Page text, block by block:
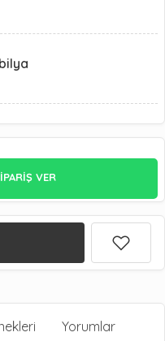
VER
Yorumlar